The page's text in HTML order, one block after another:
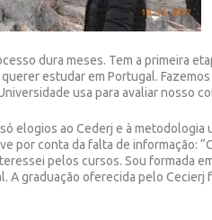
dura meses. Tem a primeira
estudar em Portugal.
usa para avaliar nosso
elogios ao Cederj e à metodologia
por conta da falta de informação:
pelos cursos. Sou formada
graduação oferecida pelo Cecierj